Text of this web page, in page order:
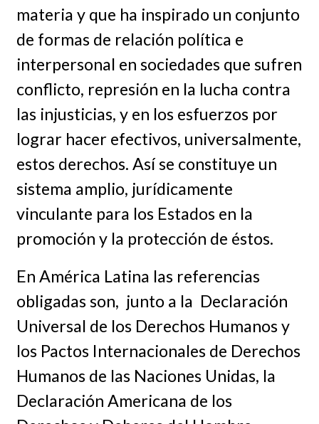
materia y que ha inspirado un conjunto
de formas de relación política e
interpersonal en sociedades que sufren
conflicto, represión en la lucha contra
las injusticias, y en los esfuerzos por
lograr hacer efectivos, universalmente,
estos derechos. Así se constituye un
sistema amplio, jurídicamente
vinculante para los Estados en la
promoción y la protección de éstos.
En América Latina las referencias
obligadas son, junto a la Declaración
Universal de los Derechos Humanos y
los Pactos Internacionales de Derechos
Humanos de las Naciones Unidas, la
Declaración Americana de los